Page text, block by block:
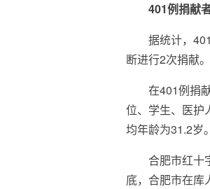
401例捐献
据统计，
断进行2次捐献。
在401例捐
位、学生、医护
均年龄为31.2岁。
合肥市红十
底，合肥市在库